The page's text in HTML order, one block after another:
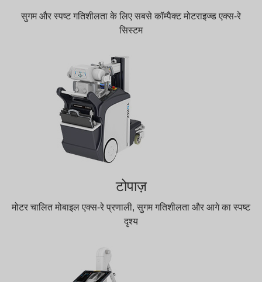
सुगम और स्पष्ट गतिशीलता के लिए सबसे कॉम्पैक्ट मोटराइज्ड एक्स-रे
सिस्टम
टोपाज़
मोटर चालित मोबाइल एक्स-रे प्रणाली, सुगम गतिशीलता और आगे का स्पष्ट
दृश्य